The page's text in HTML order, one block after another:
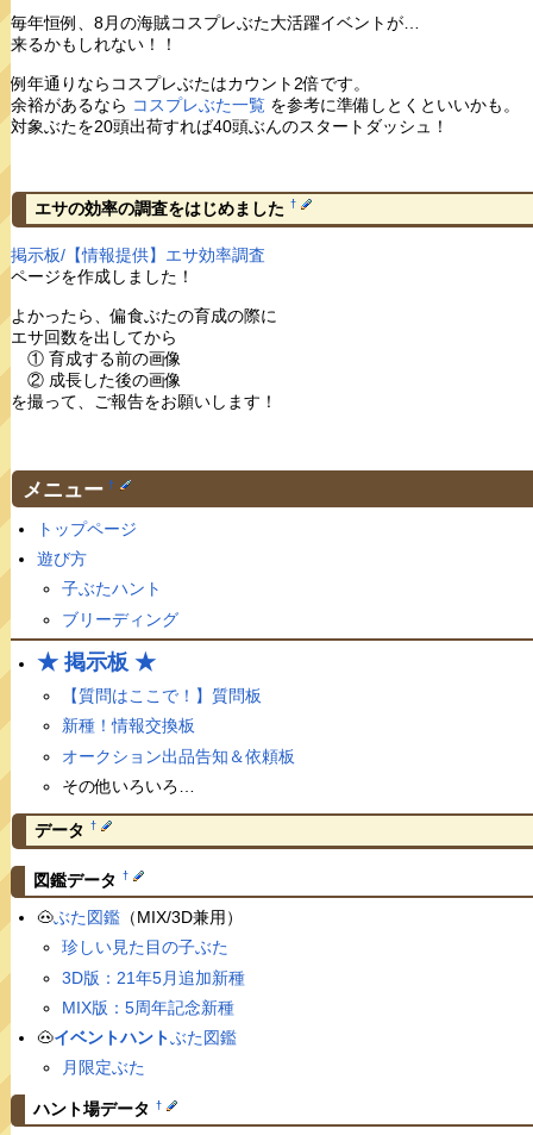
毎年恒例、8月の海賊コスプレぶた大活躍イベントが…
来るかもしれない！！
例年通りならコスプレぶたはカウント2倍です。
余裕があるなら コスプレぶた一覧を参考に準備しとくといいかも。
対象ぶたを20頭出荷すれば40頭ぶんのスタートダッシュ！
エサの効率の調査をはじめました †
掲示板/【情報提供】エサ効率調査
ページを作成しました！
よかったら、偏食ぶたの育成の際に
エサ回数を出してから
① 育成する前の画像
② 成長した後の画像
を撮って、ご報告をお願いします！
メニュー †
トップページ
遊び方
子ぶたハント
ブリーディング
★ 掲示板 ★
【質問はここで！】質問板
新種！情報交換板
オークション出品告知＆依頼板
その他いろいろ…
データ †
図鑑データ †
🐽ぶた図鑑（MIX/3D兼用）
珍しい見た目の子ぶた
3D版：21年5月追加新種
MIX版：5周年記念新種
🐽イベントハントぶた図鑑
月限定ぶた
ハント場データ †